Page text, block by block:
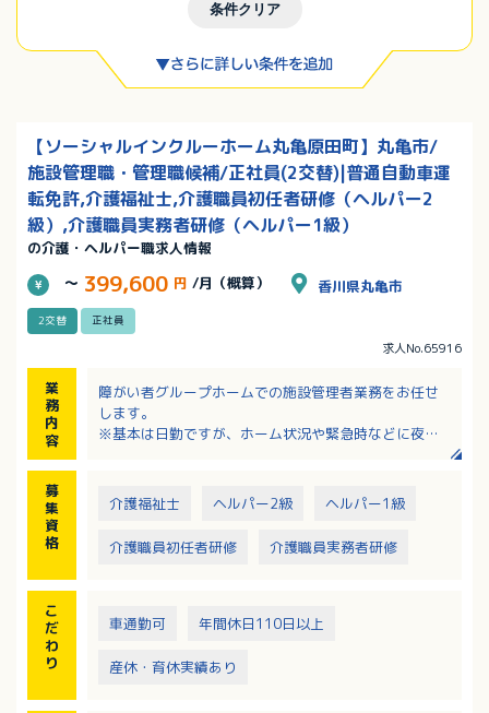
条件クリア
【ソーシャルインクルーホーム丸亀原田町】丸亀市/
施設管理職・管理職候補/正社員(2交替)|普通自動車運
転免許,介護福祉士,介護職員初任者研修（ヘルパー2
級）,介護職員実務者研修（ヘルパー1級）
の介護・ヘルパー職求人情報
～ 399,600 円 /月（概算） 香川県丸亀市
2交替 正社員
求人No.65916
業
務
内
容
障がい者グループホームでの施設管理者業務をお任せ
します。
※基本は日勤ですが、ホーム状況や緊急時などに夜勤
・施設管理
・スタッフ採用・研修・教育・シフト管理
・新規入居対応
・行政関係各所対応 など
【施設運営】
・ご家族様対応
募
集
資
格
介護福祉士 ヘルパー2級 ヘルパー1級
介護職員初任者研修 介護職員実務者研修
こ
だ
わ
り
車通勤可 年間休日110日以上
産休・育休実績あり